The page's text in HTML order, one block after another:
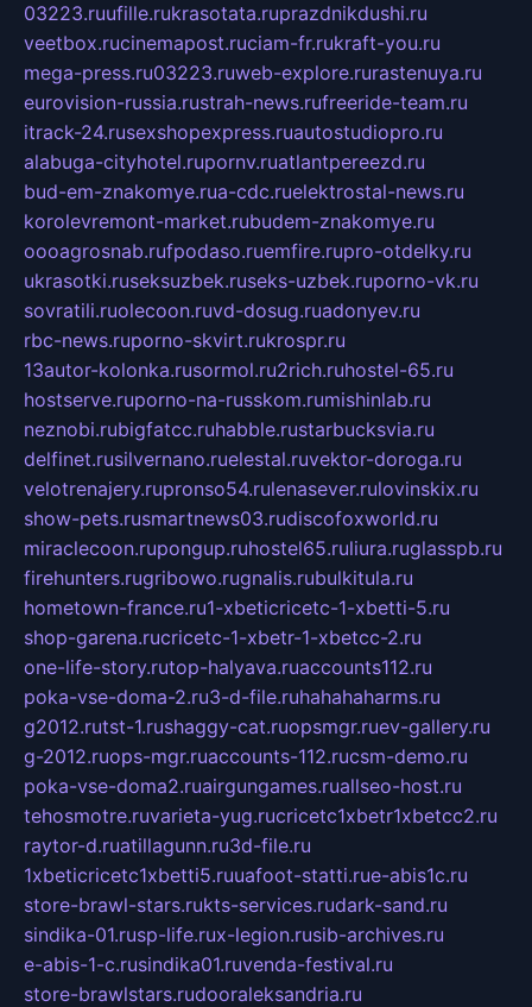
03223.ruufille.rukrasotata.ruprazdnikdushi.ru
veetbox.rucinemapost.ruciam-fr.rukraft-you.ru
mega-press.ru03223.ruweb-explore.rurastenuya.ru
eurovision-russia.rustrah-news.rufreeride-team.ru
itrack-24.rusexshopexpress.ruautostudiopro.ru
alabuga-cityhotel.rupornv.ruatlantpereezd.ru
bud-em-znakomye.rua-cdc.ruelektrostal-news.ru
korolevremont-market.rubudem-znakomye.ru
oooagrosnab.rufpodaso.ruemfire.rupro-otdelky.ru
ukrasotki.ruseksuzbek.ruseks-uzbek.ruporno-vk.ru
sovratili.ruolecoon.ruvd-dosug.ruadonyev.ru
rbc-news.ruporno-skvirt.rukrospr.ru
13autor-kolonka.rusormol.ru2rich.ruhostel-65.ru
hostserve.ruporno-na-russkom.rumishinlab.ru
neznobi.rubigfatcc.ruhabble.rustarbucksvia.ru
delfinet.rusilvernano.ruelestal.ruvektor-doroga.ru
velotrenajery.rupronso54.rulenasever.rulovinskix.ru
show-pets.rusmartnews03.rudiscofoxworld.ru
miraclecoon.rupongup.ruhostel65.ruliura.ruglasspb.ru
firehunters.rugribowo.rugnalis.rubulkitula.ru
hometown-france.ru1-xbeticricetc-1-xbetti-5.ru
shop-garena.rucricetc-1-xbetr-1-xbetcc-2.ru
one-life-story.rutop-halyava.ruaccounts112.ru
poka-vse-doma-2.ru3-d-file.ruhahahaharms.ru
g2012.rutst-1.rushaggy-cat.ruopsmgr.ruev-gallery.ru
g-2012.ruops-mgr.ruaccounts-112.rucsm-demo.ru
poka-vse-doma2.ruairgungames.ruallseo-host.ru
tehosmotre.ruvarieta-yug.rucricetc1xbetr1xbetcc2.ru
raytor-d.ruatillagunn.ru3d-file.ru
1xbeticricetc1xbetti5.ruuafoot-statti.rue-abis1c.ru
store-brawl-stars.rukts-services.rudark-sand.ru
sindika-01.rusp-life.rux-legion.rusib-archives.ru
e-abis-1-c.rusindika01.ruvenda-festival.ru
store-brawlstars.rudooraleksandria.ru